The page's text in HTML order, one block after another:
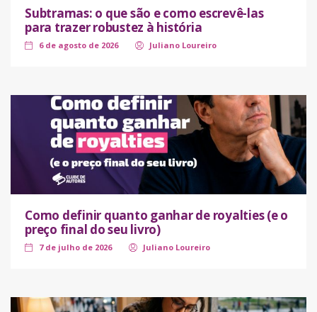
Subtramas: o que são e como escrevê-las
para trazer robustez à história
6 de agosto de 2026 Juliano Loureiro
Como definir quanto ganhar de royalties (e o
preço final do seu livro)
7 de julho de 2026 Juliano Loureiro